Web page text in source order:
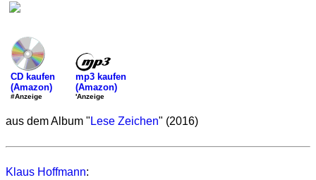
CD kaufen
(Amazon)
#Anzeige
mp3 kaufen
(Amazon)
'Anzeige
aus dem Album " Lese Zeichen" (2016)
Klaus Hoffmann: